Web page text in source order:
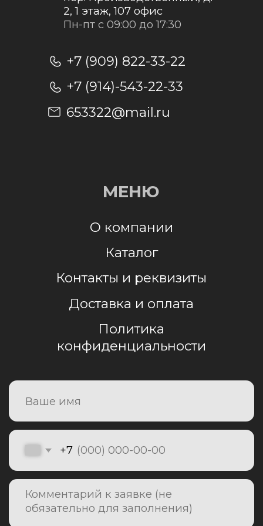
Отправить заявку
обработку персональных данных